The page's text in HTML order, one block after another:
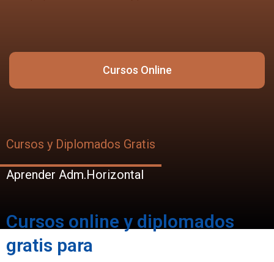
Cursos Online
Cursos y Diplomados Gratis
Aprender Adm.Horizontal
Cursos online y diplomados
gratis para